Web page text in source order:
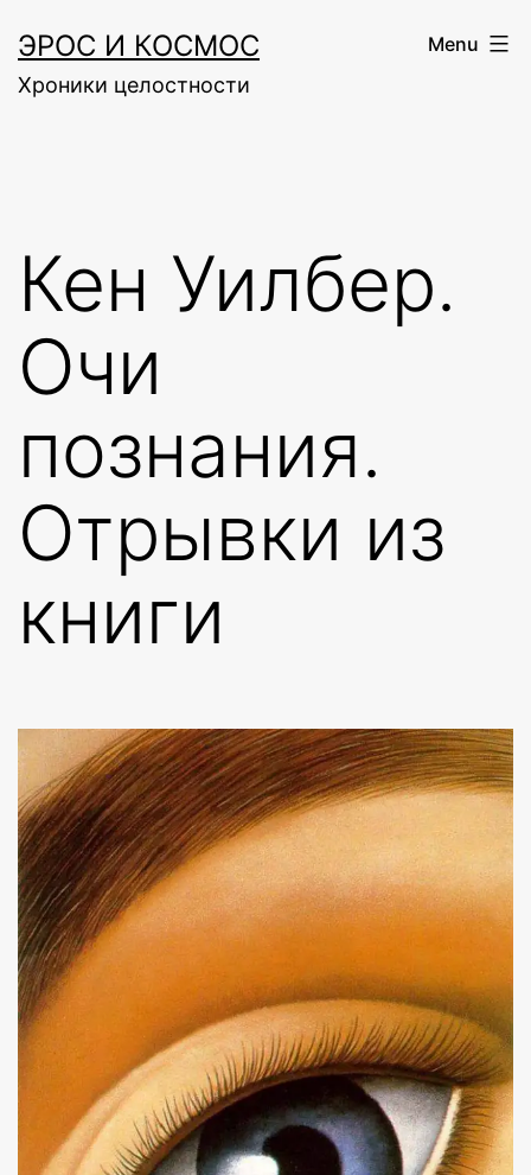
to
content
ЭРОС И КОСМОС
Хроники целостности
Menu
Кен Уилбер.
Очи
познания.
Отрывки из
книги